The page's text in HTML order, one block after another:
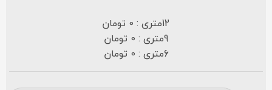
12متری : 0 تومان
9متری : 0 تومان
6متری : 0 تومان